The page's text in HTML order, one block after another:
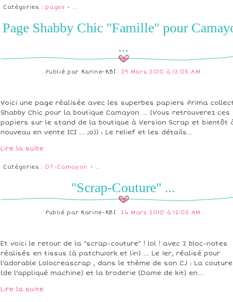
Catégories : pages - …
Page Shabby Chic "Famille" pour
...
Publié par Karine-KBI 29 Mars 2010 à 12:05 AM
Voici une page réalisée avec les superbes papiers Prima
Shabby Chic pour la boutique Camayon ... (Vous retrouverez ces
papiers sur le stand de la boutique à Version Scrap et bientôt
nouveau en vente ICI ... ;o)) : Le relief et les détails...
Lire la suite
Catégories : DT-Camayon - …
"Scrap-Couture" ...
Publié par Karine-KBI 26 Mars 2010 à 12:05 AM
Et voici le retour de la "scrap-couture" ! lol ! avec 2 bloc-notes
réalisés en tissus (à patchwork et lin) ... Le 1er, réalisé pour
l'adorable Lolocreascrap , dans le thème de son CJ : La couture
(de l'appliqué machine) et la broderie (Dame de kit) en...
Lire la suite